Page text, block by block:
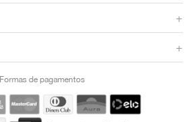
+
+
Formas de pagamentos